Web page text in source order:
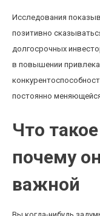
Исследования
позитивно
долгосрочных
в повышении
постоянно
Что
почему
важной